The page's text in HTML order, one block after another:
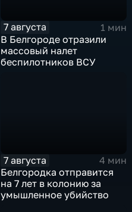
7 августа
1 мин
В Белгороде отразили
массовый налет
беспилотников ВСУ
7 августа
4 мин
Белгородка отправится
на 7 лет в колонию за
умышленное убийство